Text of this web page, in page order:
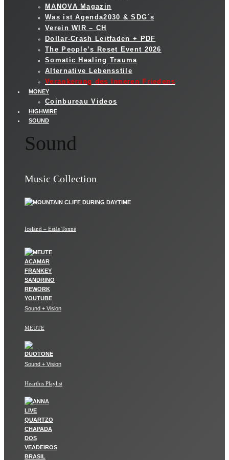
MANOVA Magazin
Was ist Agenda2030 & SDG´s
Verein WIR – CH
Dollar-Crash Leitfaden + PDF
The People’s Reset Event 2026
Somatic Healing Trauma
Alternative Lebensstile
Verankerung des inneren Friedens
MONEY
Coinbureau Videos
HIGHWIRE
SOUND
Sound
Music Collection
Iceland – Estás Tonné
Sound + Vision
MEUTE
Sound + Vision
Hearthis Playlist